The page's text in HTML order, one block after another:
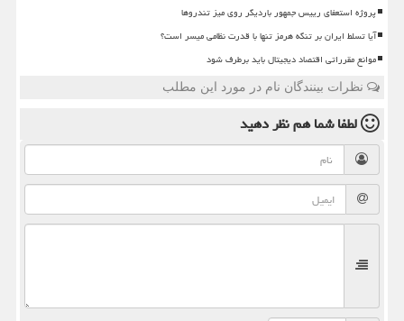
پروژه استعفای رییس جمهور باردیگر روی میز تندروها
آیا تسلط ایران بر تنگه هرمز تنها با قدرت نظامی میسر است؟
موانع مقرراتی اقتصاد دیجیتال باید برطرف شود
نظرات بینندگان نام در مورد این مطلب
لطفا شما همنظر دهید